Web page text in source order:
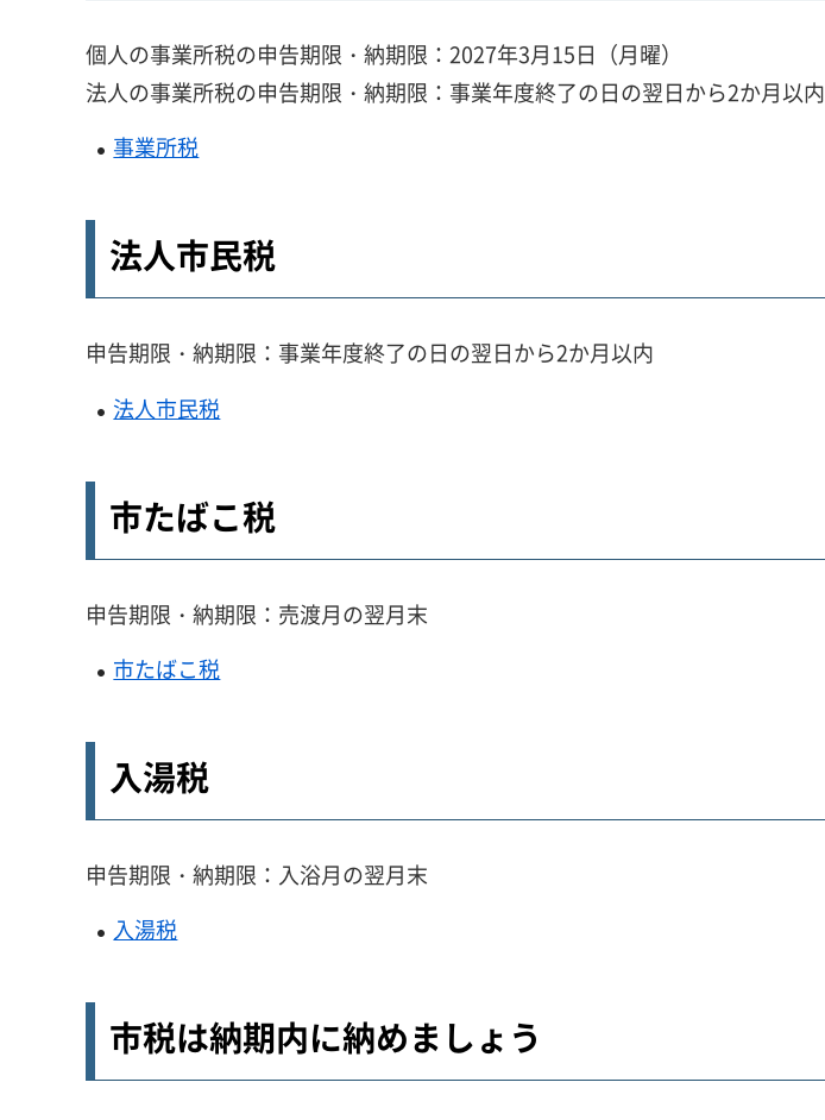
個人の事業所税の申告期限・納期限：2027年3月15日（月曜）
法人の事業所税の申告期限・納期限：事業年度終了の日の翌日から2か月以内
事業所税
法人市民税
申告期限・納期限：事業年度終了の日の翌日から2か月以内
法人市民税
市たばこ税
申告期限・納期限：売渡月の翌月末
市たばこ税
入湯税
申告期限・納期限：入浴月の翌月末
入湯税
市税は納期内に納めましょう